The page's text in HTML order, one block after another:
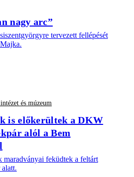
nagy arc”
tervezett fellépését
és múzeum
is előkerültek a DKW
alól a Bem
maradványai feküdtek a feltárt